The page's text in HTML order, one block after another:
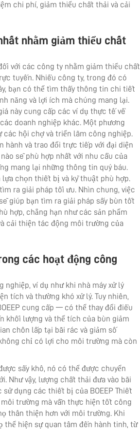
chi phí, giảm thiểu chất thải và cải
nhằm giảm thiểu chất
với các công ty nhằm giảm thiểu chất
tuyến. Nhiều công ty, trong đó có
bạn có thể tìm thấy thông tin chi tiết
năng và lợi ích mà chúng mang lại.
này cung cấp các ví dụ thực tế về
doanh nghiệp khác. Một phương
hội chợ và triển lãm công nghiệp.
hành và trao đổi trực tiếp với đại diện
sẽ phù hợp nhất với nhu cầu của
mang lại những thông tin quý báu.
chọn thiết bị và kỹ thuật phù hợp.
ra giải pháp tối ưu. Nhìn chung, việc
giúp bạn tìm ra giải pháp sấy bùn tốt
hợp, chẳng hạn như các sản phẩm
cải thiện tác động môi trường của
các hoạt động công
ví dụ như khi nhà máy xử lý
tích và thường khó xử lý. Tuy nhiên,
cung cấp — có thể thay đổi điều
khối lượng và thể tích của bùn giảm
chôn lấp tại bãi rác và giảm số
chỉ có lợi cho môi trường mà còn
sấy khô, nó có thể được chuyển
Như vậy, lượng chất thải đưa vào bãi
sử dụng các thiết bị của BOEEP Thiết
trường mà vẫn thực hiện tốt công
thân thiện hơn với môi trường. Khi
thể hiện sự quan tâm đến hành tinh, từ